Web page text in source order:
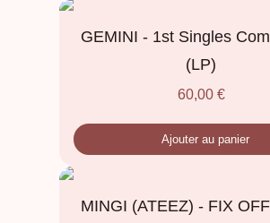
GEMINI - 1st Singles
(LP)
60,00 €
Ajouter au panier
MINGI (ATEEZ) - FIX